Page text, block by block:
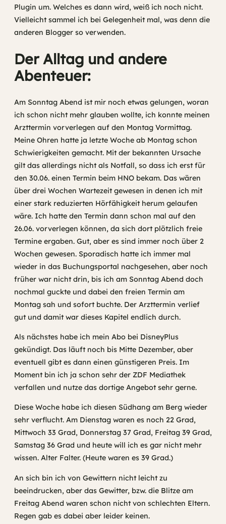
Plugin um. Welches es dann wird, weiß ich noch nicht.
Vielleicht sammel ich bei Gelegenheit mal, was denn die
anderen Blogger so verwenden.
Der Alltag und andere
Abenteuer:
Am Sonntag Abend ist mir noch etwas gelungen, woran
ich schon nicht mehr glauben wollte, ich konnte meinen
Arzttermin vorverlegen auf den Montag Vormittag.
Meine Ohren hatte ja letzte Woche ab Montag schon
Schwierigkeiten gemacht. Mit der bekannten Ursache
gilt das allerdings nicht als Notfall, so dass ich erst für
den 30.06. einen Termin beim HNO bekam. Das wären
über drei Wochen Wartezeit gewesen in denen ich mit
einer stark reduzierten Hörfähigkeit herum gelaufen
wäre. Ich hatte den Termin dann schon mal auf den
26.06. vorverlegen können, da sich dort plötzlich freie
Termine ergaben. Gut, aber es sind immer noch über 2
Wochen gewesen. Sporadisch hatte ich immer mal
wieder in das Buchungsportal nachgesehen, aber noch
früher war nicht drin, bis ich am Sonntag Abend doch
nochmal guckte und dabei den freien Termin am
Montag sah und sofort buchte. Der Arzttermin verlief
gut und damit war dieses Kapitel endlich durch.
Als nächstes habe ich mein Abo bei DisneyPlus
gekündigt. Das läuft noch bis Mitte Dezember, aber
eventuell gibt es dann einen günstigeren Preis. Im
Moment bin ich ja schon sehr der ZDF Mediathek
verfallen und nutze das dortige Angebot sehr gerne.
Diese Woche habe ich diesen Südhang am Berg wieder
sehr verflucht. Am Dienstag waren es noch 22 Grad,
Mittwoch 33 Grad, Donnerstag 37 Grad, Freitag 39 Grad,
Samstag 36 Grad und heute will ich es gar nicht mehr
wissen. Alter Falter. (Heute waren es 39 Grad.)
An sich bin ich von Gewittern nicht leicht zu
beeindrucken, aber das Gewitter, bzw. die Blitze am
Freitag Abend waren schon nicht von schlechten Eltern.
Regen gab es dabei aber leider keinen.